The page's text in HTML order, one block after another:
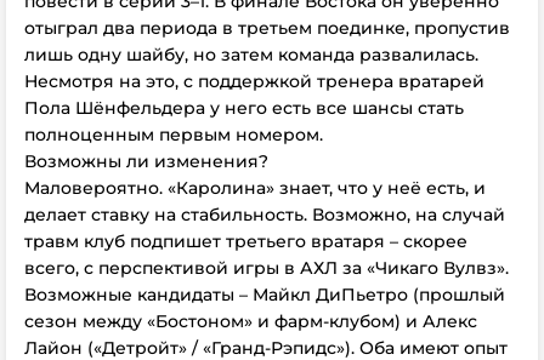
отыграл два периода в третьем поединке, пропустив
лишь одну шайбу, но затем команда развалилась.
Несмотря на это, с поддержкой тренера вратарей
Пола Шёнфельдера у него есть все шансы стать
полноценным первым номером.
Возможны ли изменения?
Маловероятно. «Каролина» знает, что у неё есть, и
делает ставку на стабильность. Возможно, на случай
травм клуб подпишет третьего вратаря – скорее
всего, с перспективой игры в АХЛ за «Чикаго Вулвз».
Возможные кандидаты – Майкл ДиПьетро (прошлый
сезон между «Бостоном» и фарм-клубом) и Алекс
Лайон («Детройт» / «Гранд-Рэпидс»). Оба имеют опыт